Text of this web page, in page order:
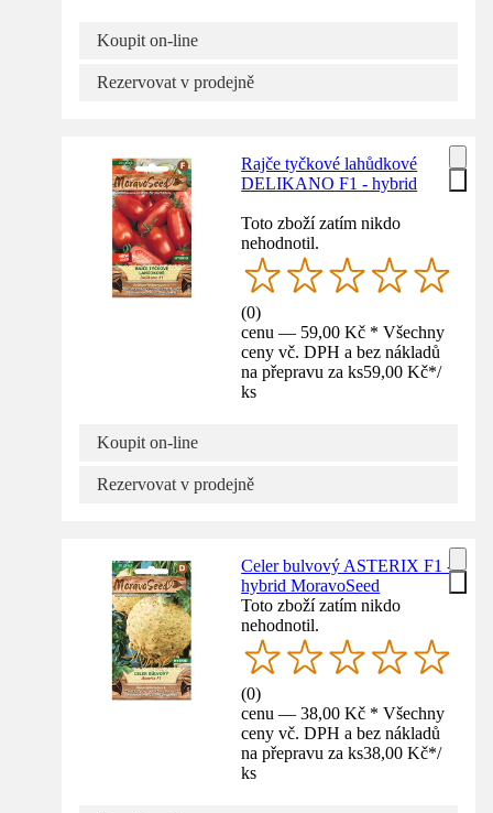
Koupit on-line
Rezervovat v prodejně
Rajče tyčkové lahůdkové
DELIKANO F1 - hybrid
Toto zboží zatím nikdo
nehodnotil.
(0)
cenu — 59,00 Kč * Všechny
ceny vč. DPH a bez nákladů
na přepravu za ks59,00 Kč*/
ks
Koupit on-line
Rezervovat v prodejně
Celer bulvový ASTERIX F1 -
hybrid MoravoSeed
Toto zboží zatím nikdo
nehodnotil.
(0)
cenu — 38,00 Kč * Všechny
ceny vč. DPH a bez nákladů
na přepravu za ks38,00 Kč*/
ks